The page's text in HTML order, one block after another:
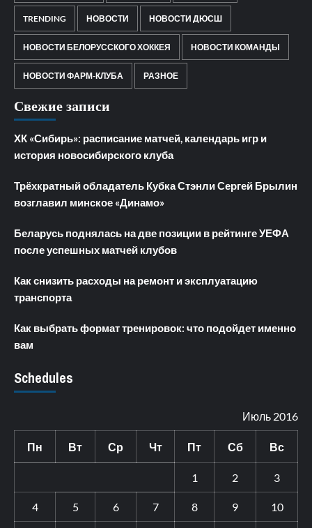
TRENDING НОВОСТИ НОВОСТИ ДЮСШ
НОВОСТИ БЕЛОРУССКОГО ХОККЕЯ НОВОСТИ КОМАНДЫ
НОВОСТИ ФАРМ-КЛУБА РАЗНОЕ
Свежие записи
ХК «Сибирь»: расписание матчей, календарь игр и
история новосибирского клуба
Трёхкратный обладатель Кубка Стэнли Сергей Брылин
возглавил минское «Динамо»
Беларусь поднялась на две позиции в рейтинге УЕФА
после успешных матчей клубов
Как снизить расходы на ремонт и эксплуатацию
транспорта
Как выбрать формат тренировок: что подойдет именно
вам
Schedules
Июль 2016
Пн Вт Ср Чт Пт Сб Вс
1 2 3
4 5 6 7 8 9 10